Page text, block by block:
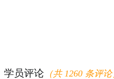
学员评论 （共 1260 条评论
质量:课程多，可以上课